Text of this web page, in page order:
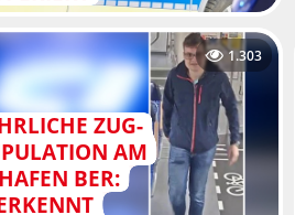
ZUG-
AM
BER:
1.303